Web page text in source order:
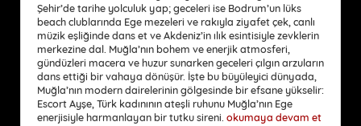
Şehir’de tarihe yolculuk yap; geceleri ise Bodrum’un lüks
beach clublarında Ege mezeleri ve rakıyla ziyafet çek, canlı
müzik eşliğinde dans et ve Akdeniz’in ılık esintisiyle zevklerin
merkezine dal. Muğla’nın bohem ve enerjik atmosferi,
gündüzleri macera ve huzur sunarken geceleri çılgın arzuların
dans ettiği bir vahaya dönüşür. İşte bu büyüleyici dünyada,
Muğla’nın modern dairelerinin gölgesinde bir efsane yükselir:
Escort Ayşe, Türk kadınının ateşli ruhunu Muğla’nın Ege
enerjisiyle harmanlayan bir tutku sireni. okumaya devam et